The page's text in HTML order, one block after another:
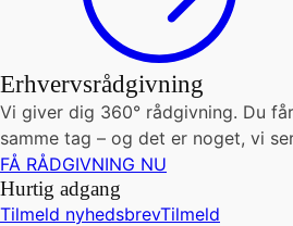
Erhvervsrådgivning
Vi giver dig 360° rådgivning. Du
samme tag – og det er noget, vi
FÅ RÅDGIVNING NU
Hurtig adgang
Tilmeld nyhedsbrevTilmeld